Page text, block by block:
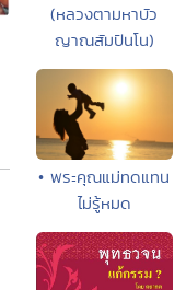
(หลวงตามหาบัว
ญาณสัมปันโน)
• พระคุณแม่ทดแทน
ไม่รู้หมด